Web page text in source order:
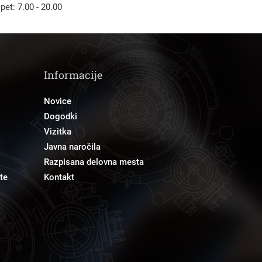
7.00 - 20.00
Informacije
Novice
Dogodki
Vizitka
Javna naročila
Razpisana delovna mesta
Kontakt